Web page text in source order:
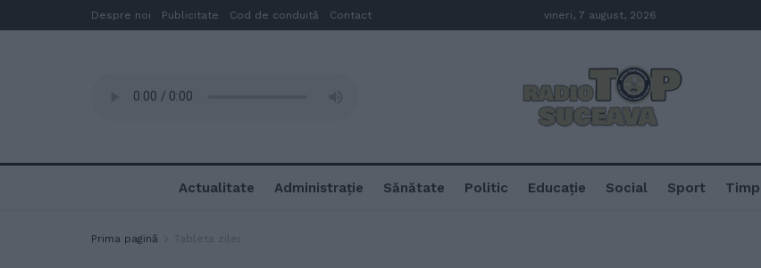
Despre noi Publicitate Cod de conduită Contact vineri, 7 august, 2026
Actualitate Administrație Sănătate Politic Educație Social Sport
Prima pagină Tableta zilei